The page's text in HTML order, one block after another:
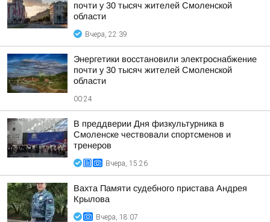
почти у 30 тысяч жителей Смоленской
области
Вчера, 22:39
Энергетики восстановили электроснабжение
почти у 30 тысяч жителей Смоленской
области
00:24
В преддверии Дня физкультурника в
Смоленске чествовали спортсменов и
тренеров
Вчера, 15:26
Вахта Памяти судебного пристава Андрея
Крылова
Вчера, 18:07